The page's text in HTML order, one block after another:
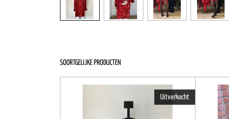
SOORTGELIJKE PRODUCTEN
Uitverkocht